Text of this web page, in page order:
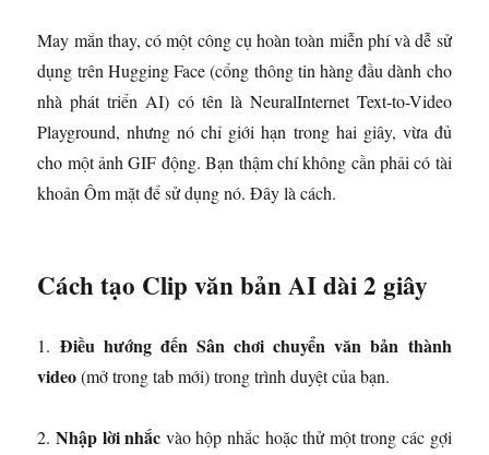
May mắn thay, có một công cụ hoàn toàn miễn phí và dễ sử
dụng trên Hugging Face (cổng thông tin hàng đầu dành cho
nhà phát triển AI) có tên là NeuralInternet Text-to-Video
Playground, nhưng nó chỉ giới hạn trong hai giây, vừa đủ
cho một ảnh GIF động. Bạn thậm chí không cần phải có tài
khoản Ôm mặt để sử dụng nó. Đây là cách.
Cách tạo Clip văn bản AI dài 2 giây
1. Điều hướng đến Sân chơi chuyển văn bản thành
video(mở trong tab mới) trong trình duyệt của bạn.
2.Nhập lời nhắc vào hộp nhắc hoặc thử một trong các gợi